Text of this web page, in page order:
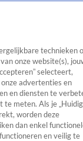
Algemeen
Tip
technieken
onze website(s),
selecteert,
advertenties en
en diensten te
meten. Als je
worden deze
dan enkel
en veilig te